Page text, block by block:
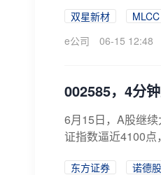
双星新材 MLCC
e公司
06-15 12:48
002585，4分
6月15日，A股继
证指数逼近4100
东方证券 诺德